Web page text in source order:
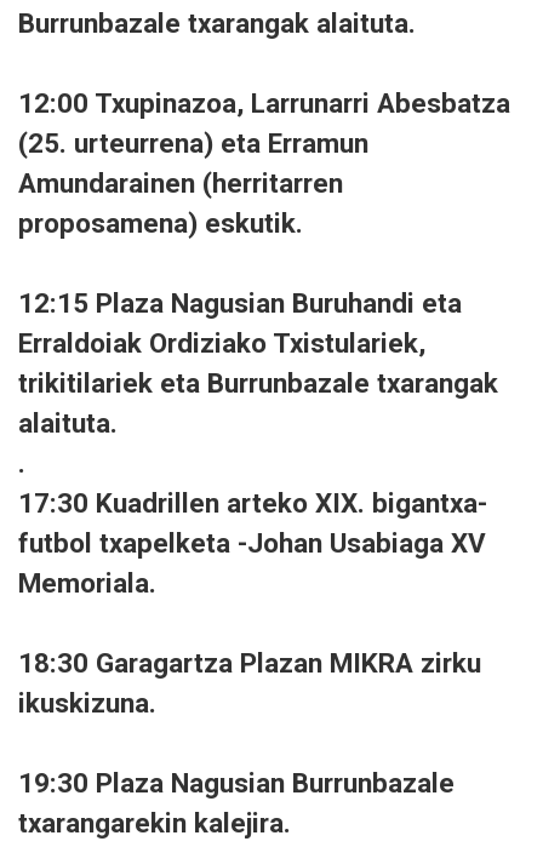
Burrunbazale txarangak alaituta.
12:00 Txupinazoa, Larrunarri Abesbatza
(25. urteurrena) eta Erramun
Amundarainen (herritarren
proposamena) eskutik.
12:15 Plaza Nagusian Buruhandi eta
Erraldoiak Ordiziako Txistulariek,
trikitilariek eta Burrunbazale txarangak
alaituta.
.
17:30 Kuadrillen arteko XIX. bigantxa-
futbol txapelketa -Johan Usabiaga XV
Memoriala.
18:30 Garagartza Plazan MIKRA zirku
ikuskizuna.
19:30 Plaza Nagusian Burrunbazale
txarangarekin kalejira.